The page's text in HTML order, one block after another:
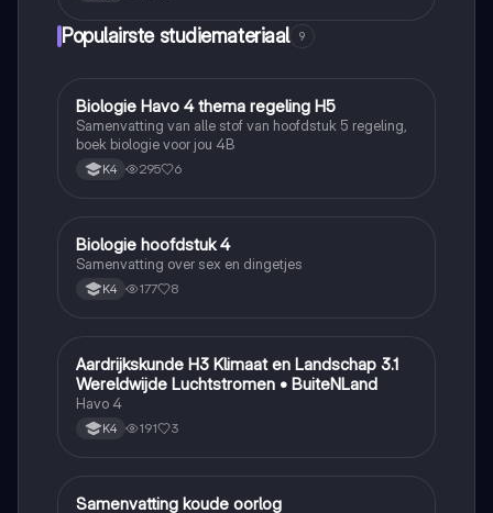
Populairste studiemateriaal 9
Biologie
Biologie Havo 4 thema regeling H5
Samenvatting van alle stof van hoofdstuk 5 regeling,
boek biologie voor jou 4B
K4 295 6
Biologie
Biologie hoofdstuk 4
Samenvatting over sex en dingetjes
K4 177 8
Aardrijkskunde
Aardrijkskunde H3 Klimaat en Landschap 3.1
Wereldwijde Luchtstromen • BuiteNLand
Havo 4
K4 191 3
Geschiedenis
Samenvatting koude oorlog